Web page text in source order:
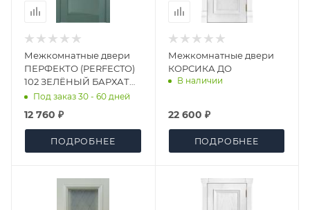
Межкомнатные двери
ПЕРФЕКТО (PERFECTO)
102 ЗЕЛЁНЫЙ БАРХАТ
ДГПод заказ 30 - 60 дней
12 760 ₽
ПОДРОБНЕЕ
Межкомнатные двери
КОРСИКА ДО
В наличии
22 600 ₽
ПОДРОБНЕЕ